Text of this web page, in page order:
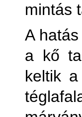
mintás
A
a kő
keltik